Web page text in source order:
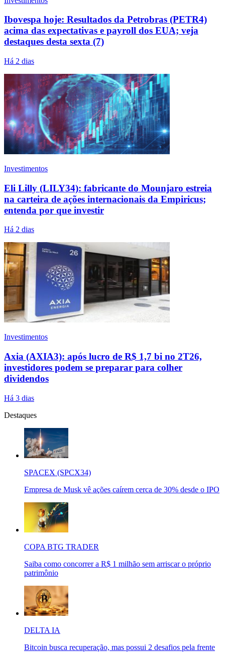
Ibovespa hoje: Resultados da Petrobras (PETR4)
acima das expectativas e payroll dos EUA; veja
destaques desta sexta (7)
Há 2 dias
Investimentos
Eli Lilly (LILY34): fabricante do Mounjaro estreia
na carteira de ações internacionais da Empiricus;
entenda por que investir
Há 2 dias
Investimentos
Axia (AXIA3): após lucro de R$ 1,7 bi no 2T26,
investidores podem se preparar para colher
dividendos
Há 3 dias
Destaques
SPACEX (SPCX34)
Empresa de Musk vê ações caírem cerca de 30% desde o IPO
COPA BTG TRADER
Saiba como concorrer a R$ 1 milhão sem arriscar o próprio
patrimônio
DELTA IA
Bitcoin busca recuperação, mas possui 2 desafios pela frente